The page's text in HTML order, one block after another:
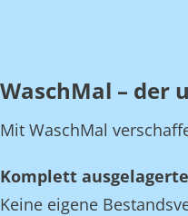
WaschMal – der
Mit WaschMal
Komplett
Keine eigene